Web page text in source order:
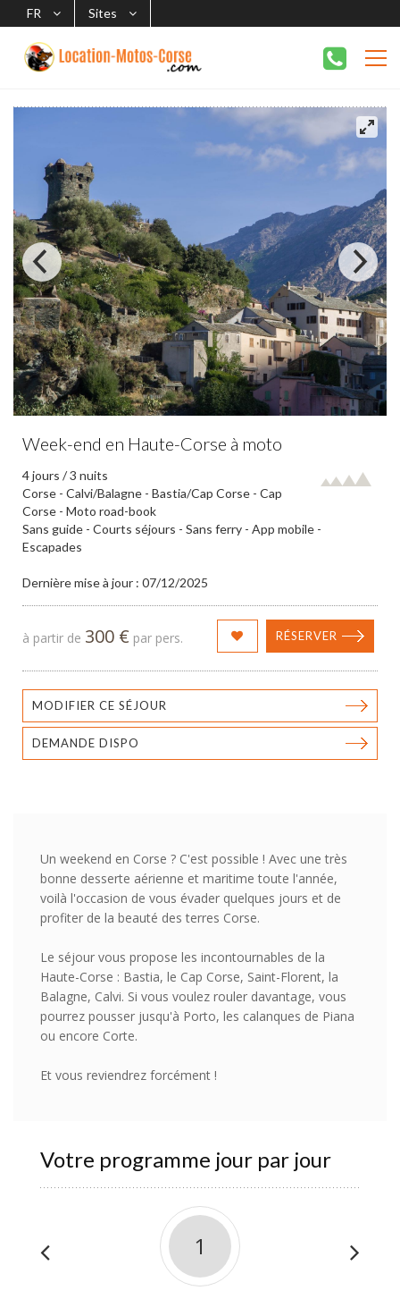
FR Sites
Week-end en Haute-Corse à moto
4 jours / 3 nuits
Corse - Calvi/Balagne - Bastia/Cap Corse - Cap
Corse - Moto road-book
Sans guide - Courts séjours - Sans ferry - App mobile -
Escapades
Dernière mise à jour : 07/12/2025
à partir de 300 € par pers. RÉSERVER
MODIFIER CE SÉJOUR
DEMANDE DISPO
Un weekend en Corse ? C'est possible ! Avec une très
bonne desserte aérienne et maritime toute l'année,
voilà l'occasion de vous évader quelques jours et de
profiter de la beauté des terres Corse.
Le séjour vous propose les incontournables de la
Haute-Corse : Bastia, le Cap Corse, Saint-Florent, la
Balagne, Calvi. Si vous voulez rouler davantage, vous
pourrez pousser jusqu'à Porto, les calanques de Piana
ou encore Corte.
Et vous reviendrez forcément !
Votre programme jour par jour
1